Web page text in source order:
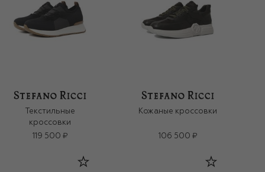
Текстильные
кроссовки
119 500 ₽
Кожаные кроссовки
106 500 ₽